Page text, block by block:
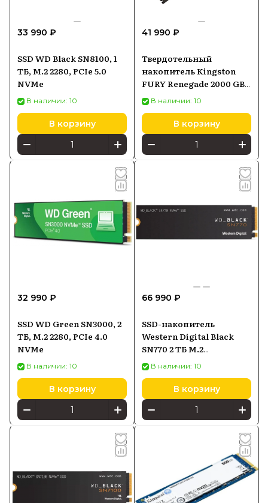
33 990 ₽
SSD WD Black SN8100, 1
ТБ, M.2 2280, PCIe 5.0
NVMe
В наличии: 10
В корзину
41 990 ₽
Твердотельный
накопитель Kingston
FURY Renegade 2000 GB
M.2 SFYRDK2000G
В наличии: 10
В корзину
32 990 ₽
SSD WD Green SN3000, 2
ТБ, M.2 2280, PCIe 4.0
NVMe
В наличии: 10
В корзину
66 990 ₽
SSD-накопитель
Western Digital Black
SN770 2 ТБ M.2
(WDS200T3X0E)
В наличии: 10
В корзину